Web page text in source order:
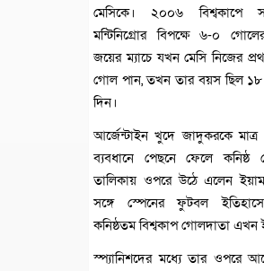
মেসিকে। ২০০৬ বিশ্বকাপে
মন্টিনিগ্রোর বিপক্ষে ৬-০
জয়ের ম্যাচে যখন মেসি নিজের
গোল পান, তখন তার বয়স ছিল
দিন।
আর্জেন্টাইন খুদে জাদুকরকে
ব্যবধানে পেছনে ফেলে কনিষ্ঠ
তালিকায় ওপরে উঠে এলেন
সঙ্গে স্পেনের ফুটবল
কনিষ্ঠতম বিশ্বকাপ গোলদাতা এখন
স্প্যানিশদের মধ্যে তার ওপরে